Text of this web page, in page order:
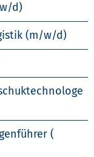
d)
(m/w/d)
(